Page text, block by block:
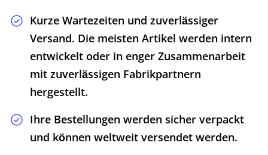
Kurze Wartezeiten und zuverlässiger
Versand. Die meisten Artikel werden intern
entwickelt oder in enger Zusammenarbeit
mit zuverlässigen Fabrikpartnern
hergestellt.
Ihre Bestellungen werden sicher verpackt
und können weltweit versendet werden.